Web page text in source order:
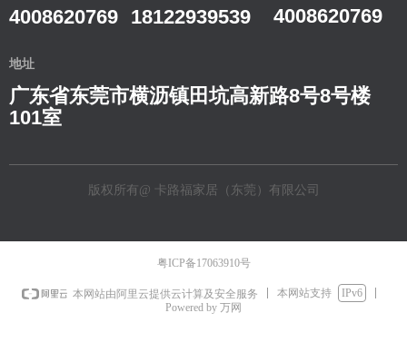
版权所有@ 卡路福家居（东莞）有限公司
4008620769 18122939539
地址
广东省东莞市横沥镇田坑高新路8号8号楼
101室
4008620769
粤ICP备17063910号
本网站由阿里云提供云计算及安全服务 本网站支持
IPv6
Powered by 万网